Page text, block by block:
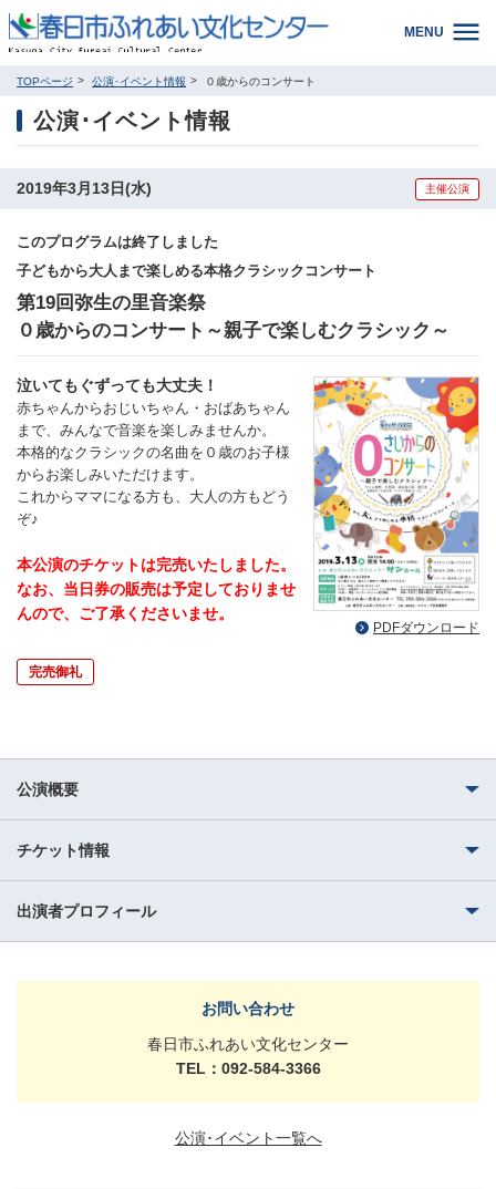
MENU
TOPページ 公演･イベント情報 ０歳からのコンサート
公演･イベント情報
2019年3月13日(水) 主催公演
このプログラムは終了しました
子どもから大人まで楽しめる本格クラシックコンサート
第19回弥生の里音楽祭
０歳からのコンサート～親子で楽しむクラシック～
泣いても ぐずっても大丈夫！
赤ちゃんからおじいちゃん・おばあちゃん
まで、みんなで音楽を楽しみませんか。
本格的なクラシックの名曲を０歳のお子様
からお楽しみいただけます。
これからママになる方も、大人の方もどう
ぞ♪
本公演のチケットは完売いたしました。
なお、当日券の販売は予定しておりませ
んので、ご了承くださいませ。
完売御礼
PDFダウンロード
公演概要
チケット情報
出演者プロフィール
お問い合わせ
春日市ふれあい文化センター
TEL：092-584-3366
公演･イベント一覧へ